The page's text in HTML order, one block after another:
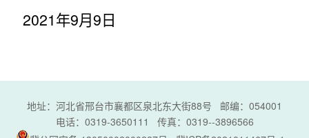
2021年9月9日
地址：河北省邢台市襄都区泉北东大街88号 邮编：054001
电话：0319-3650111 传真：0319--3896566